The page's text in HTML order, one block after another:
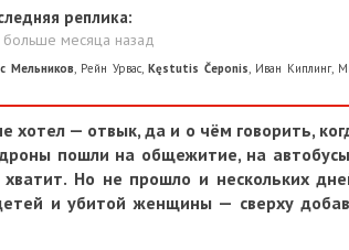
реплика:
месяца назад
,Рейн Урвас ,Kęstutis Čeponis,Иван Киплинг,Михаил
— отвык, да и о чём говорить, когда и
пошли на общежитие, на автобусы, на
Но не прошло и нескольких дней —
и убитой женщины — сверху добавили